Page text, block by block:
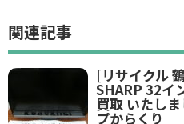
関連記事
[リサイクル
SHARP 32イ
買取 いたし
プからくり